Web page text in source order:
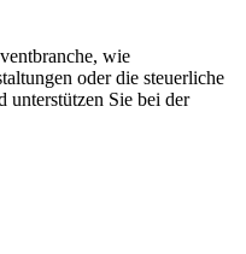
wie
oder die steuerliche
unterstützen Sie bei der